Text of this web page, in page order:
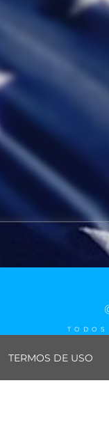
TERMOS DE USO